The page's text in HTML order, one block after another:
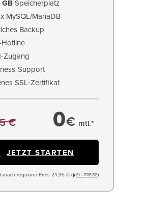
GB Speicherplatz
x MySQL/MariaDB
Backup
Zugang
Support
SSL‑Zertifikat
€ 0€ mtl.*
JETZT STARTEN
regulärer Preis 24,95 € ( EU−PREISE)